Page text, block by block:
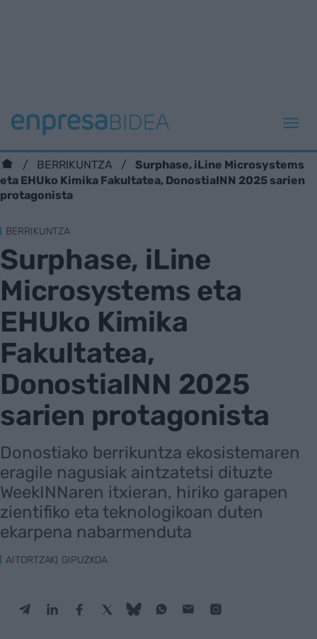
BERRIKUNTZA
Surphase, iLine Microsystems
eta EHUko Kimika Fakultatea, DonostiaINN 2025 sarien
protagonista
BERRIKUNTZA
Surphase, iLine
Microsystems eta
EHUko Kimika
Fakultatea,
DonostiaINN 2025
sarien protagonista
Donostiako berrikuntza ekosistemaren
eragile nagusiak aintzatetsi dituzte
WeekINNaren itxieran, hiriko garapen
zientifiko eta teknologikoan duten
ekarpena nabarmenduta
AITORTZAK GIPUZKOA